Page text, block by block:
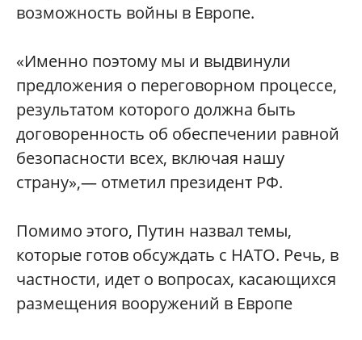
возможность войны в Европе.
«Именно поэтому мы и выдвинули
предложения о переговорном процессе,
результатом которого должна быть
договоренность об обеспечении равной
безопасности всех, включая нашу
страну»,— отметил президент РФ.
Помимо этого, Путин назвал темы,
которые готов обсуждать с НАТО. Речь, в
частности, идет о вопросах, касающихся
размещения вооружений в Европе